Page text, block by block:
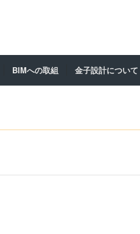
BIMへの取組 金子設計について